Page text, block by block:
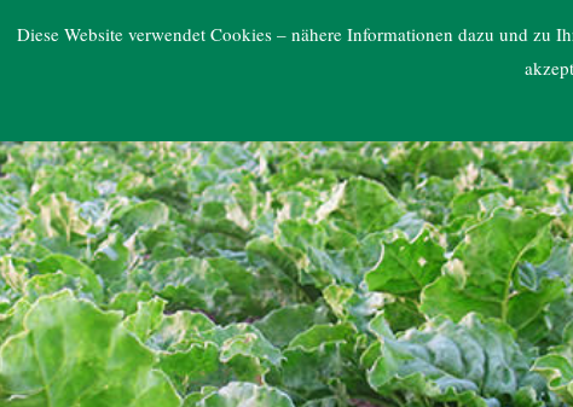
ARGE NORD
Diese Website verwendet Cookies – nähere Informationen dazu und zu